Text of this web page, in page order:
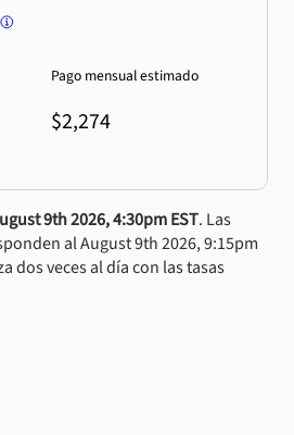
Pago mensual estimado
$2,274
9th 2026, 4:30pm EST. Las
al August 9th 2026, 9:15pm
dos veces al día con las tasas